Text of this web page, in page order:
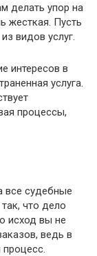
делать упор на
жесткая. Пусть
видов услуг.
интересов в
услуга.
процессы,
все судебные
что дело
исход вы не
ведь в
процесс.